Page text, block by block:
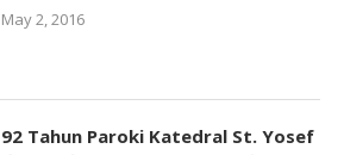
May 2, 2016
92 Tahun Paroki Katedral St. Yosef